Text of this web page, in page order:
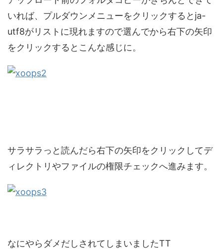
いれば、プルダウンメニューをクリックするとja-
utf8がリストに現れますので選んでから右下の矢印
をクリックするとこんな感じに。
サラサラっと読んだら右下の矢印をクリックしてデ
ィレクトリやファイルの権限チェックへ進みます。
なにやらダメだしされてしまいましたTT